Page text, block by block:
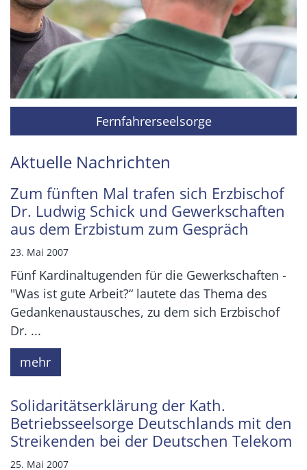
Fernfahrerseelsorge
Aktuelle Nachrichten
Zum fünften Mal trafen sich Erzbischof
Dr. Ludwig Schick und Gewerkschaften
aus dem Erzbistum zum Gespräch
23. Mai 2007
Fünf Kardinaltugenden für die Gewerkschaften -
"Was ist gute Arbeit?“ lautete das Thema des
Gedankenaustausches, zu dem sich Erzbischof
Dr. ...
mehr
Solidaritätserklärung der Kath.
Betriebsseelsorge Deutschlands mit den
Streikenden bei der Deutschen Telekom
25. Mai 2007